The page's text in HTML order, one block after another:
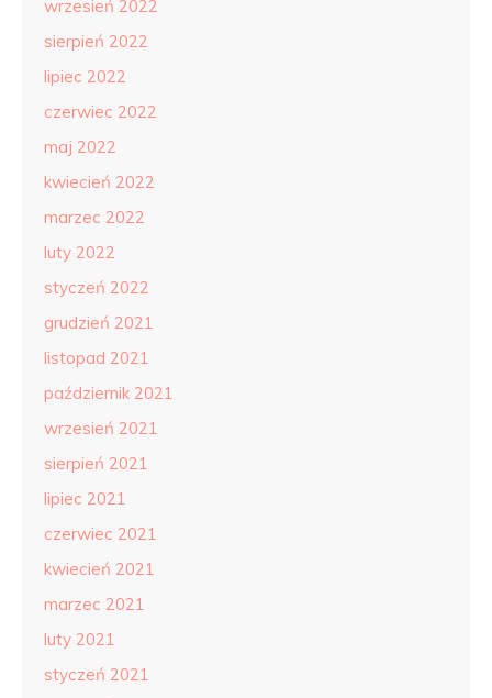
wrzesień 2022
sierpień 2022
lipiec 2022
czerwiec 2022
maj 2022
kwiecień 2022
marzec 2022
luty 2022
styczeń 2022
grudzień 2021
listopad 2021
październik 2021
wrzesień 2021
sierpień 2021
lipiec 2021
czerwiec 2021
kwiecień 2021
marzec 2021
luty 2021
styczeń 2021